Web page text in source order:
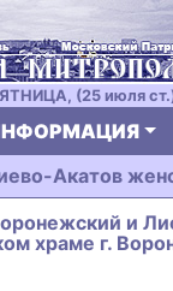
(25 июля
Акатов
и
храме г.